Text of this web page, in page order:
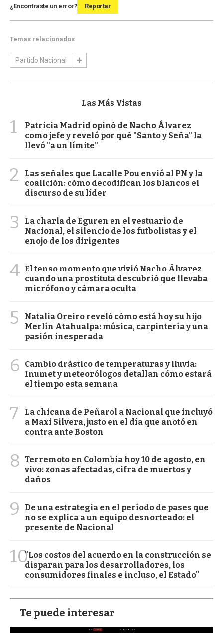
¿Encontraste un error? Reportar
Temas relacionados
Partido Nacional
Las Más Vistas
1
Patricia Madrid opinó de Nacho Álvarez
como jefe y reveló por qué "Santo y Seña" la
llevó "a un límite"
2
Las señales que Lacalle Pou envió al PN y la
coalición: cómo decodifican los blancos el
discurso de su líder
3
La charla de Eguren en el vestuario de
Nacional, el silencio de los futbolistas y el
enojo de los dirigentes
4 El tenso momento que vivió Nacho Álvarez
cuando una prostituta descubrió que llevaba
micrófono y cámara oculta
5
Natalia Oreiro reveló cómo está hoy su hijo
Merlín Atahualpa: música, carpintería y una
pasión inesperada
6
Cambio drástico de temperaturas y lluvia:
Inumet y meteorólogos detallan cómo estará
el tiempo esta semana
7
La chicana de Peñarol a Nacional que incluyó
a Maxi Silvera, justo en el día que anotó en
contra ante Boston
8 Terremoto en Colombia hoy 10 de agosto, en
vivo: zonas afectadas, cifra de muertos y
daños
9
De una estrategia en el período de pases que
no se explica a un equipo desnorteado: el
presente de Nacional
10"Los costos del acuerdo en la construcción se
disparan para los desarrolladores, los
consumidores finales e incluso, el Estado"
Te puede interesar